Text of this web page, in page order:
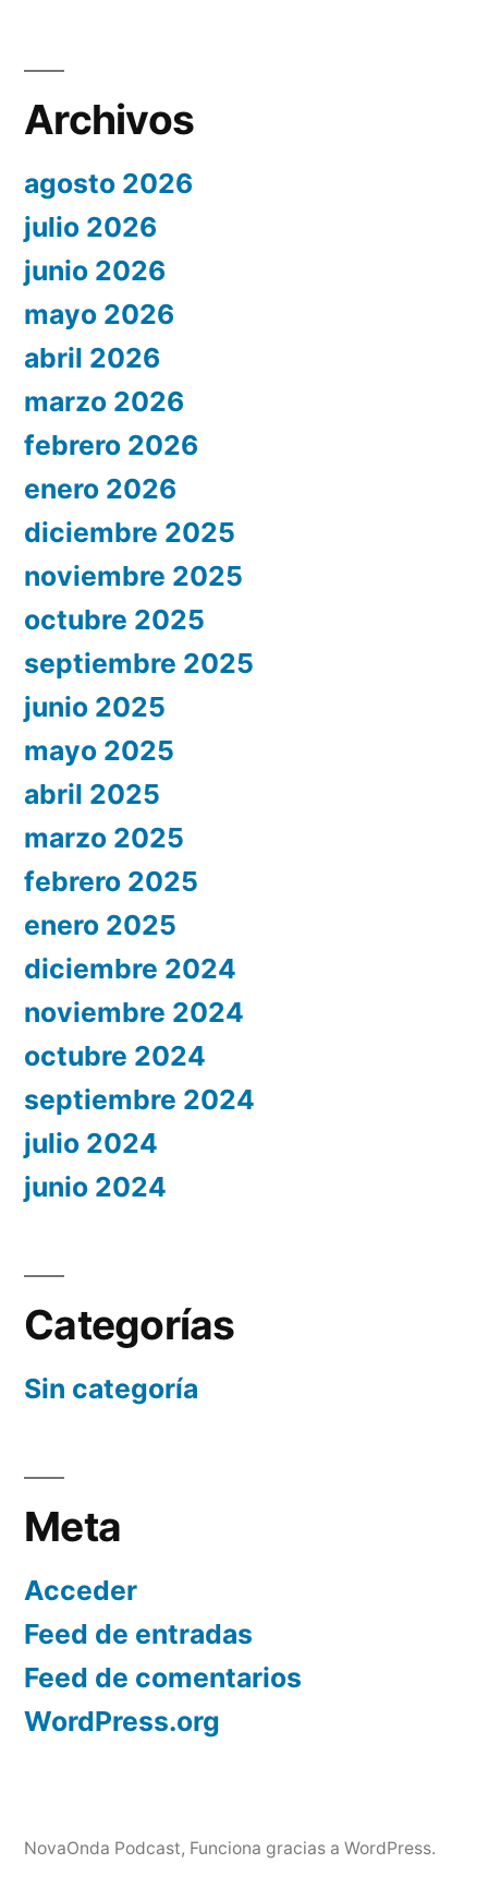
Archivos
agosto 2026
julio 2026
junio 2026
mayo 2026
abril 2026
marzo 2026
febrero 2026
enero 2026
diciembre 2025
noviembre 2025
octubre 2025
septiembre 2025
junio 2025
mayo 2025
abril 2025
marzo 2025
febrero 2025
enero 2025
diciembre 2024
noviembre 2024
octubre 2024
septiembre 2024
julio 2024
junio 2024
Categorías
Sin categoría
Meta
Acceder
Feed de entradas
Feed de comentarios
WordPress.org
NovaOnda Podcast, Funciona gracias a WordPress.